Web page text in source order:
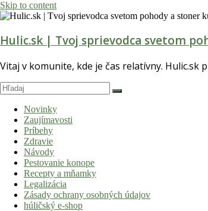
Skip to content
Hulic.sk | Tvoj sprievodca svetom
Vitaj v komunite, kde je čas relatívny.
Novinky
Zaujímavosti
Príbehy
Zdravie
Návody
Pestovanie konope
Recepty a mňamky
Legalizácia
Zásady ochrany osobných údajov
húličský e-shop